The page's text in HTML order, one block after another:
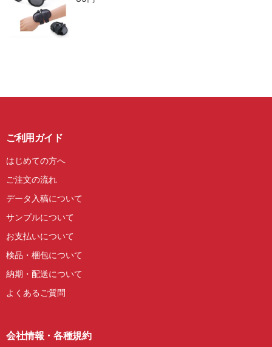
ご利用ガイド
はじめての方へ
ご注文の流れ
データ入稿について
サンプルについて
お支払いについて
検品・梱包について
納期・配送について
よくあるご質問
会社情報・各種規約